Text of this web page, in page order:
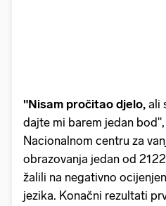
"Nisam pročitao djelo, ali
dajte mi barem jedan
Nacionalnom centru za
obrazovanja jedan od
žalili na negativno
jezika. Konačni rezultati